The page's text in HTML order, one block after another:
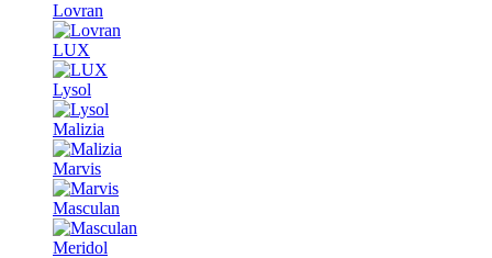
Lovran
LUX
Lysol
Malizia
Marvis
Masculan
Meridol